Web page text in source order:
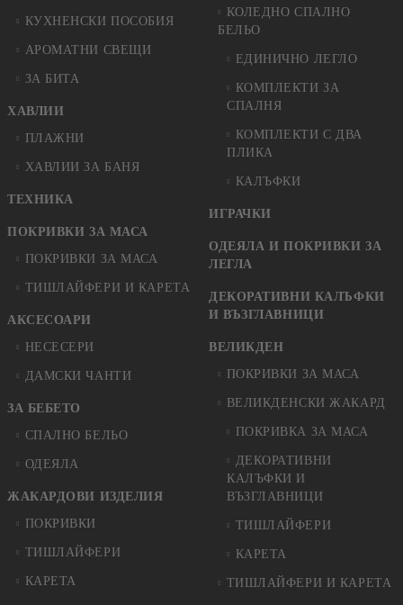
КУХНЕНСКИ ПОСОБИЯ
АРОМАТНИ СВЕЩИ
ЗА БИТА
ХАВЛИИ
ПЛАЖНИ
ХАВЛИИ ЗА БАНЯ
ТЕХНИКА
ПОКРИВКИ ЗА МАСА
ПОКРИВКИ ЗА МАСА
ТИШЛАЙФЕРИ И КАРЕТА
АКСЕСОАРИ
НЕСЕСЕРИ
ДАМСКИ ЧАНТИ
ЗА БЕБЕТО
СПАЛНО БЕЛЬО
ОДЕЯЛА
ЖАКАРДОВИ ИЗДЕЛИЯ
ПОКРИВКИ
ТИШЛАЙФЕРИ
КАРЕТА
КОЛЕДНO СПАЛНO
БЕЛЬО
ЕДИНИЧНО ЛЕГЛО
КОМПЛЕКТИ ЗА
СПАЛНЯ
КОМПЛЕКТИ С ДВА
ПЛИКА
КАЛЪФКИ
ИГРАЧКИ
ОДЕЯЛА И ПОКРИВКИ ЗА
ЛЕГЛА
ДЕКОРАТИВНИ КАЛЪФКИ
И ВЪЗГЛАВНИЦИ
ВЕЛИКДЕН
ПОКРИВКИ ЗА МАСА
ВЕЛИКДЕНСКИ ЖАКАРД
ПОКРИВКА ЗА МАСА
ДЕКОРАТИВНИ
КАЛЪФКИ И
ВЪЗГЛАВНИЦИ
ТИШЛАЙФЕРИ
КАРЕТА
ТИШЛАЙФЕРИ И КАРЕТА